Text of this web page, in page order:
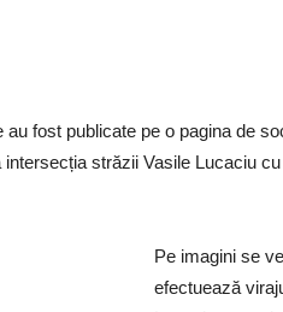
fost publicate pe o pagina de
străzii Vasile Lucaciu
Pe imagini se
efectuează